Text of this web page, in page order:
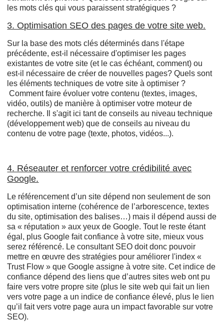
les mots clés qui vous paraissent stratégiques ?
3. Optimisation SEO des pages de votre site web.
Sur la base des mots clés déterminés dans l'étape
précédente, est-il nécessaire d'optimiser les pages
existantes de votre site (et le cas échéant, comment) ou
est-il nécessaire de créer de nouvelles pages? Quels sont
les éléments techniques de votre site à optimiser ?
Comment faire évoluer votre contenu (textes, images,
vidéo, outils) de manière à optimiser votre moteur de
recherche. Il s'agit ici tant de conseils au niveau technique
(développement web) que de conseils au niveau du
contenu de votre page (texte, photos, vidéos...).
4. Réseauter et renforcer votre crédibilité avec
Google.
Le référencement d’un site dépend non seulement de son
optimisation interne (cohérence de l’arborescence, textes
du site, optimisation des balises…) mais il dépend aussi de
sa « réputation » aux yeux de Google. Tout le reste étant
égal, plus Google fait confiance à votre site, mieux vous
serez référencé. Le consultant SEO doit donc pouvoir
mettre en œuvre des stratégies pour améliorer l'index «
Trust Flow » que Google assigne à votre site. Cet indice de
confiance dépend des liens que d’autres sites web ont pu
faire vers votre propre site (plus le site web qui fait un lien
vers votre page a un indice de confiance élevé, plus le lien
qu’il fait vers votre page aura un impact favorable sur votre
SEO).